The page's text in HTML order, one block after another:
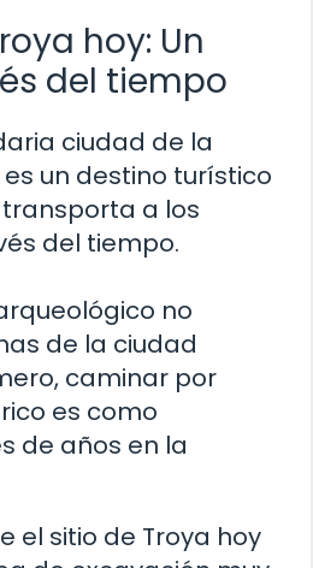
hoy: Un
del tiempo
ciudad de la
un destino turístico
a los
del tiempo.
no
de la ciudad
caminar por
es como
de años en la
el sitio de Troya hoy